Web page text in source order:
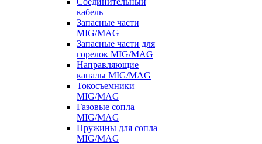
кабель
Запасные части
MIG/MAG
Запасные части для
горелок MIG/MAG
Направляющие
каналы MIG/MAG
Токосъемники
MIG/MAG
Газовые сопла
MIG/MAG
Пружины для сопла
MIG/MAG